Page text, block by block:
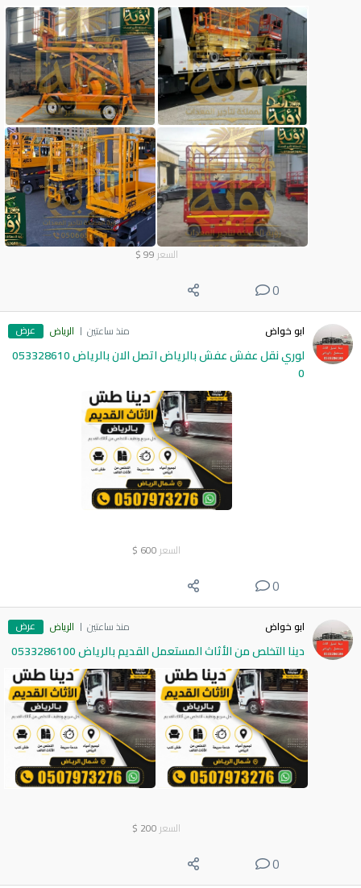
السعر 99
$
0
ابو خواض منذ ساعتين الرياض عرض
لوري نقل عفش عفش بالرياض اتصل الان بالرياض 053328610
0
السعر 600
$
0
ابو خواض منذ ساعتين الرياض عرض
دينا التخلص من الأثاث المستعمل القديم بالرياض 0533286100
السعر 200
$
0